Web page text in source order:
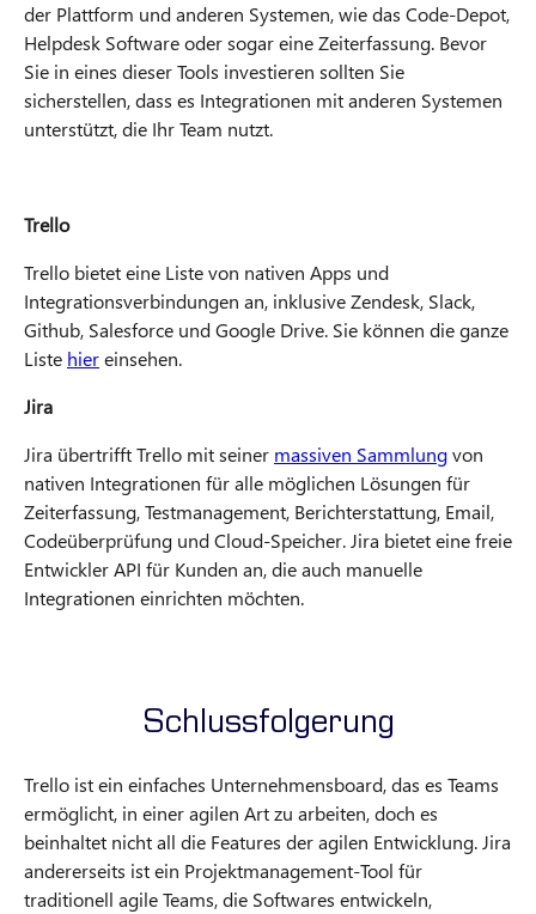
der Plattform und anderen Systemen, wie das Code-Depot,
Helpdesk Software oder sogar eine Zeiterfassung. Bevor
Sie in eines dieser Tools investieren sollten Sie
sicherstellen, dass es Integrationen mit anderen Systemen
unterstützt, die Ihr Team nutzt.
Trello
Trello bietet eine Liste von nativen Apps und
Integrationsverbindungen an, inklusive Zendesk, Slack,
Github, Salesforce und Google Drive. Sie können die ganze
Liste hiereinsehen.
Jira
Jira übertrifft Trello mit seiner massiven Sammlungvon
nativen Integrationen für alle möglichen Lösungen für
Zeiterfassung, Testmanagement, Berichterstattung, Email,
Codeüberprüfung und Cloud-Speicher. Jira bietet eine freie
Entwickler API für Kunden an, die auch manuelle
Integrationen einrichten möchten.
Schlussfolgerung
Trello ist ein einfaches Unternehmensboard, das es Teams
ermöglicht, in einer agilen Art zu arbeiten, doch es
beinhaltet nicht all die Features der agilen Entwicklung. Jira
andererseits ist ein Projektmanagement-Tool für
traditionell agile Teams, die Softwares entwickeln,